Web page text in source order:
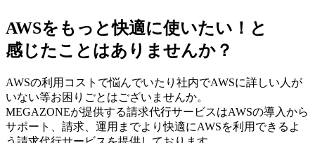
AWSをもっと快適に使いたい！と
感じたことはありませんか？
AWSの利用コストで悩んでいたり社内でAWSに詳しい人が
いない等お困りごとはございませんか。
MEGAZONEが提供する請求代行サービスはAWSの導入から
サポート、請求、運用までより快適にAWSを利用できるよ